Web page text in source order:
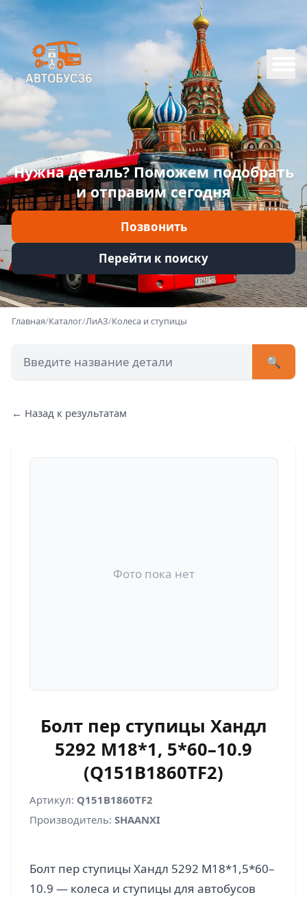
Нужна деталь? Поможем подобрать
и отправим сегодня
Позвонить
Перейти к поиску
Меню
Главная
Каталог
Марки
Информация
Главная/Каталог/ЛиАЗ/Колеса и ступицы
🔍
← Назад к результатам
Фото пока нет
Болт пер ступицы Хандл
5292 M18*1, 5*60–10.9
(Q151B1860TF2)
Артикул: Q151B1860TF2
Производитель: SHAANXI
Болт пер ступицы Хандл 5292 M18*1,5*60–
10.9 — колеса и ступицы для автобусов